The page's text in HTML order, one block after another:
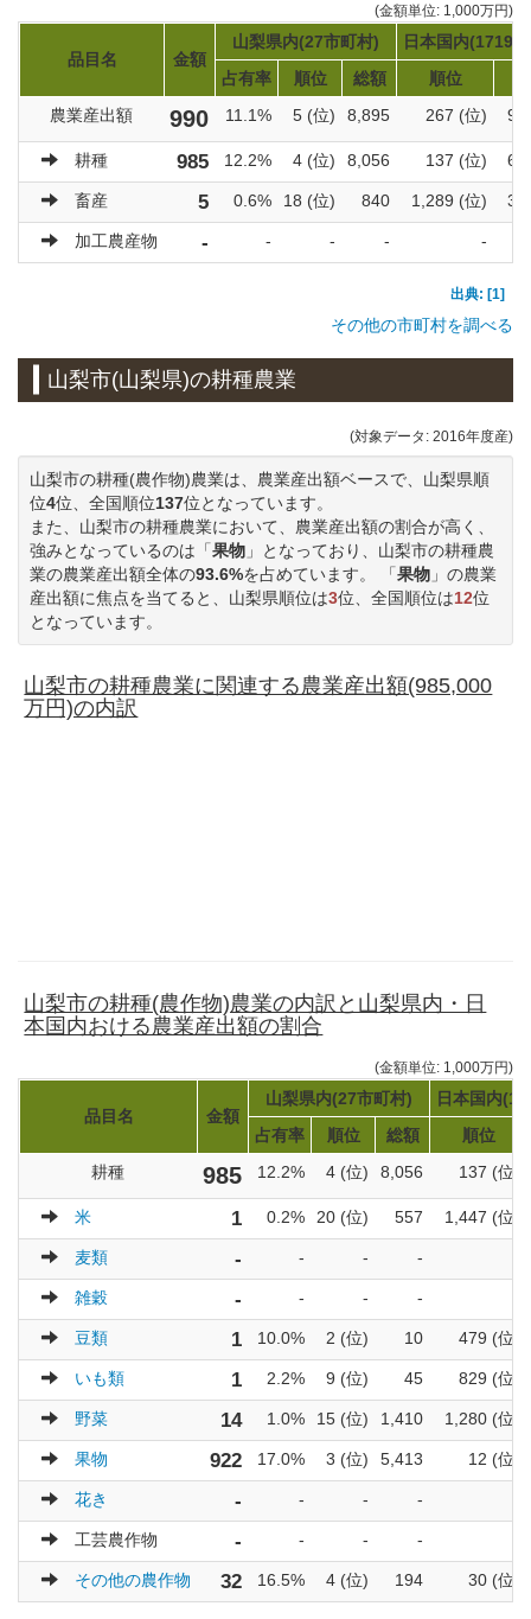
(金額単位: 1,000万円)
品目名 金額
山梨県内(27市町村)
日本国内(1719
占有率
順位 総額 順位
農業産出額
990 11.1% 5 (位) 8,895 267 (位)
耕種 985 12.2% 4 (位) 8,056 137 (位)
畜産 5 0.6% 18 (位) 840 1,289 (位)
加工農産物 - - - - -
出典: [1]
その他の市町村を調べる
山梨市(山梨県)の耕種農業
(対象データ: 2016年度産)
山梨市の耕種(農作物)農業は、農業産出額ベースで、山梨県順
位4位、全国順位137位となっています。
また、山梨市の耕種農業において、農業産出額の割合が高く、
強みとなっているのは「果物 」となっており、山梨市の耕種農
業の農業産出額全体の93.6%を占めています。 「果物 」の農業
産出額に焦点を当てると、山梨県順位は3位、全国順位は12位
となっています。
山梨市の耕種農業に関連する農業産出額(985,000
万円)の内訳
山梨市の耕種(農作物)農業の内訳と山梨県内・日
本国内おける農業産出額の割合
(金額単位: 1,000万円)
品目名 金額
山梨県内(27市町村)
日本国内
占有率
順位 総額
順位
耕種
985 12.2% 4 (位) 8,056 137 (位)
米 1 0.2% 20 (位) 557 1,447 (位)
麦類 - - - -
雑穀 - - - -
豆類 1 10.0% 2 (位) 10 479 (位)
いも類 1 2.2% 9 (位) 45 829 (位)
野菜 14 1.0% 15 (位) 1,410 1,280 (位)
果物 922 17.0% 3 (位) 5,413 12 (位)
花き - - - -
工芸農作物 - - - -
その他の農作物 32 16.5% 4 (位) 194 30 (位)